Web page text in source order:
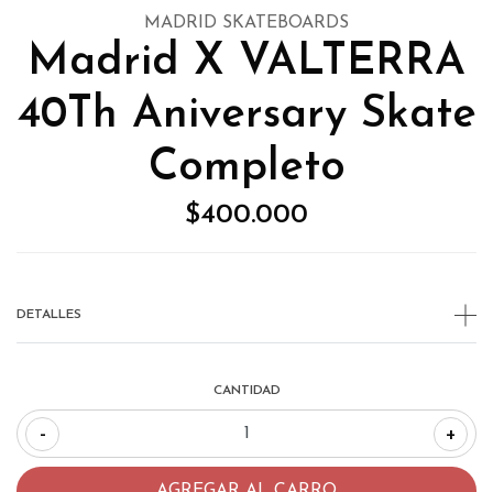
MADRID SKATEBOARDS
Madrid X VALTERRA
40Th Aniversary Skate
Completo
$400.000
DETALLES
CANTIDAD
- +